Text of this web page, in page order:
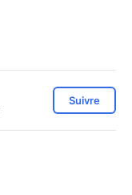
Suivre